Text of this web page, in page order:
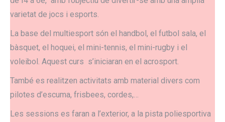
varietat de jocs i esports.
La base del multiesport són el handbol, el futbol sala, el
bàsquet, el hoquei, el mini-tennis, el mini-rugby i el
voleibol. Aquest curs s’iniciaran en el acrosport.
També es realitzen activitats amb material divers com
pilotes d’escuma, frisbees, cordes,…
Les sessions es faran a l’exterior, a la pista poliesportiva